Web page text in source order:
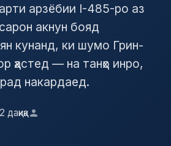
арзёбии I-485-ро аз
акнун бояд
кунанд, ки шумо Грин-
ҳастед — на танҳо инро,
накардаед.
дақиқа